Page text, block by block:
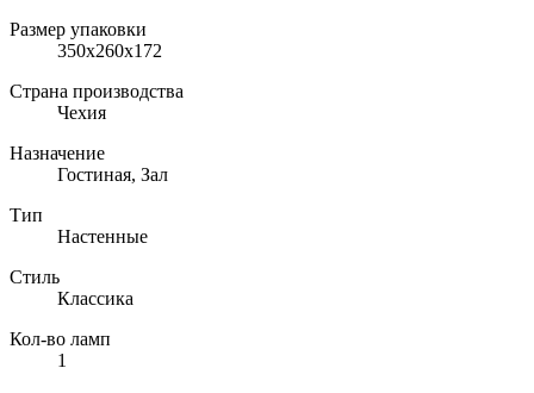
Размер упаковки
350x260x172
Страна производства
Чехия
Назначение
Гостиная, Зал
Тип
Настенные
Стиль
Классика
Кол-во ламп
1